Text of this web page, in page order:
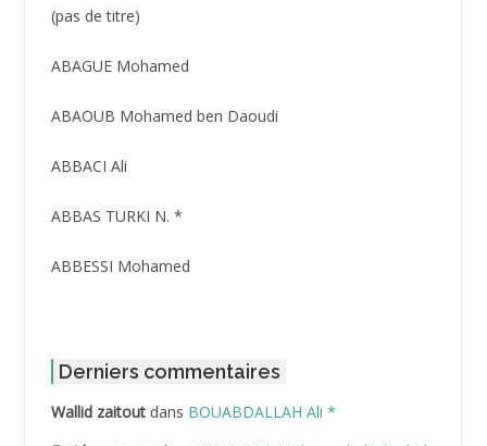
(pas de titre)Post
3416
ABAGUE Mohamed
ABAOUB Mohamed ben Daoudi
ABBACI Ali
ABBAS TURKI N. *
ABBESSI Mohamed
ABDAT Amar
ABDEDDAIM Hamid
Derniers commentaires
Wallid zaitoutdans BOUABDALLAH Ali *